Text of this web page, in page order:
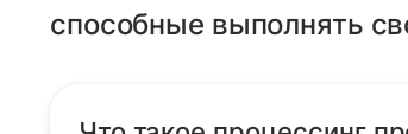
способные выполнять